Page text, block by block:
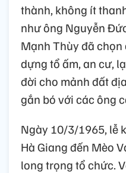
thành, không ít
như ông Nguyễn
Mạnh Thùy đã chọn
dựng tổ ấm, an cư,
đời cho mảnh đất
gắn bó với các ông
Ngày 10/3/1965, lễ
Hà Giang đến Mèo
long trọng tổ chức.